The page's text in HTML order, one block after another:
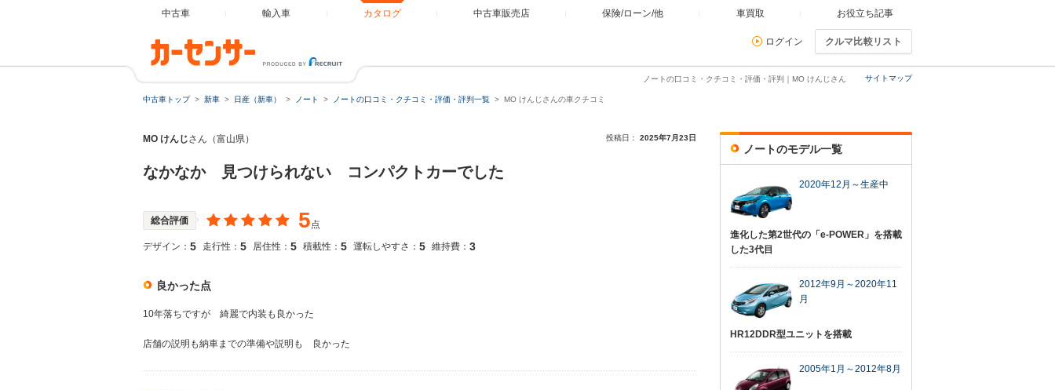
中古車 輸入車 カタログ 中古車販売店 保険/ローン/他 車買取 お役立ち記事
ログイン クルマ比較リスト
サイトマップ
ノートの口コミ・クチコミ・評価・評判｜MO けんじさん
中古車トップ 新車 日産（新車） ノート ノートの口コミ・クチコミ・評価・評判一覧 MO けんじさんの車クチコミ
MO けんじさん（富山県） 投稿日： 2025年7月23日
なかなか 見つけられない コンパクトカーでした
総合評価 5点
デザイン： 5 走行性： 5 居住性： 5 積載性： 5 運転しやすさ： 5 維持費： 3
良かった点
10年落ちですが 綺麗で内装も良かった
店舗の説明も納車までの準備や説明も 良かった
ノートのモデル一覧
2020年12月～生産中
進化した第2世代の「e-POWER」を搭載
した3代目
2012年9月～2020年11
月
HR12DDR型ユニットを搭載
2005年1月～2012年8月